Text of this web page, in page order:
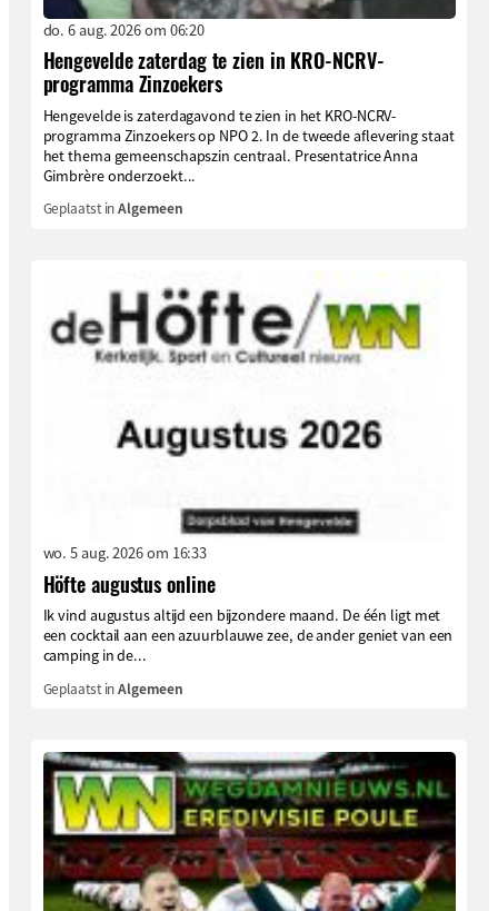
do. 6 aug. 2026 om 06:20
Hengevelde zaterdag te zien in KRO-NCRV-
programma Zinzoekers
Hengevelde is zaterdagavond te zien in het KRO-NCRV-
programma Zinzoekers op NPO 2. In de tweede aflevering staat
het thema gemeenschapszin centraal. Presentatrice Anna
Gimbrère onderzoekt...
Geplaatst inAlgemeen
wo. 5 aug. 2026 om 16:33
Höfte augustus online
Ik vind augustus altijd een bijzondere maand. De één ligt met
een cocktail aan een azuurblauwe zee, de ander geniet van een
camping in de...
Geplaatst inAlgemeen